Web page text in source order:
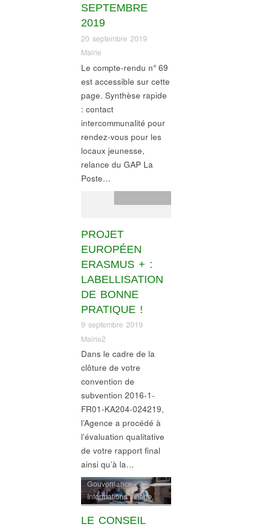
SEPTEMBRE
2019
20 septembre 2019
Mairie
Le compte-rendu n° 69
est accessible sur cette
page. Synthèse rapide
: contact
intercommunalité pour
rendez-vous pour les
locaux jeunesse,
relance du GAP La
Poste…
PROJET
EUROPÉEN
ERASMUS + :
LABELLISATION
DE BONNE
PRATIQUE !
9 septembre 2019
Mairie2
Dans le cadre de la
clôture de votre
convention de
subvention 2016-1-
FR01-KA204-024219,
l’Agence a procédé à
l’évaluation qualitative
de votre rapport final
ainsi qu’à la…
LE CONSEIL
Gouvernance,
Informations village,
révision PLU